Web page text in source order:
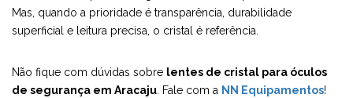
Mas, quando a prioridade é transparência, durabilidade
superficial e leitura precisa, o cristal é referência.
Não fique com dúvidas sobre lentes de cristal para óculos
de segurança em Aracaju . Fale com a NN Equipamentos!